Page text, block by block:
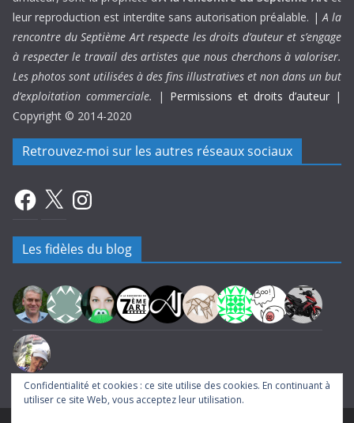
leur reproduction est interdite sans autorisation préalable. |A la
rencontre du Septième Art respecte les droits d’auteur et s’engage
à respecter le travail des artistes que nous cherchons à valoriser.
Les photos sont utilisées à des fins illustratives et non dans un but
d’exploitation commerciale.
| Permissions et droits d’auteur |
Copyright © 2014-2020
Retrouvez-moi sur les autres réseaux sociaux
Facebook
X Instagram
Confidentialité et cookies : ce site utilise des cookies. En continuant à
utiliser ce site Web, vous acceptez leur utilisation.
Les fidèles du blog